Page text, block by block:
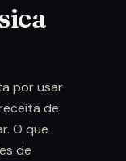
por usar
de
O que
de